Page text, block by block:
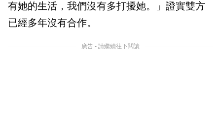
有她的生活，我們沒有多打擾她。」證實雙方
已經多年沒有合作。
廣告 - 請繼續往下閱讀